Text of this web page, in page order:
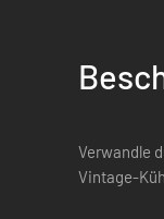
Verwandle
Vintage-